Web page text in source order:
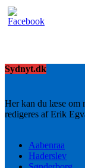
Sydnyt.dk
Her kan du læse om
redigeres af Erik
Aabenraa
Haderslev